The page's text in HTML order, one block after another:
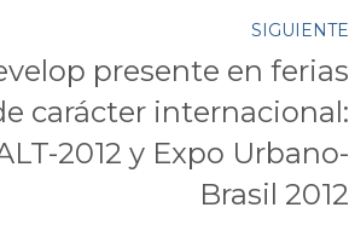
SIGUIENTE
presente en ferias
carácter internacional:
2012 y Expo Urbano-
Brasil 2012